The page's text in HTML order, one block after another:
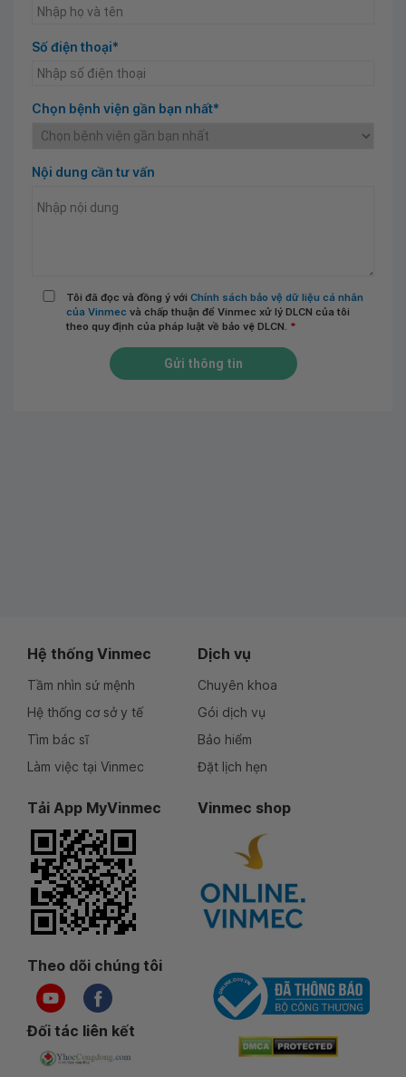
Số điện thoại*
Chọn bệnh viện gần bạn nhất*
Nội dung cần tư vấn
Tôi đã đọc và đồng ý với Chính sách bảo vệ dữ liệu cá nhân
của Vinmec và chấp thuận để Vinmec xử lý DLCN của tôi
theo quy định của pháp luật về bảo vệ DLCN. *
Gửi thông tin
Hệ thống Vinmec
Tầm nhìn sứ mệnh
Hệ thống cơ sở y tế
Tìm bác sĩ
Làm việc tại Vinmec
Dịch vụ
Chuyên khoa
Gói dịch vụ
Bảo hiểm
Đặt lịch hẹn
Tải App MyVinmec Vinmec shop
Theo dõi chúng tôi
Đối tác liên kết